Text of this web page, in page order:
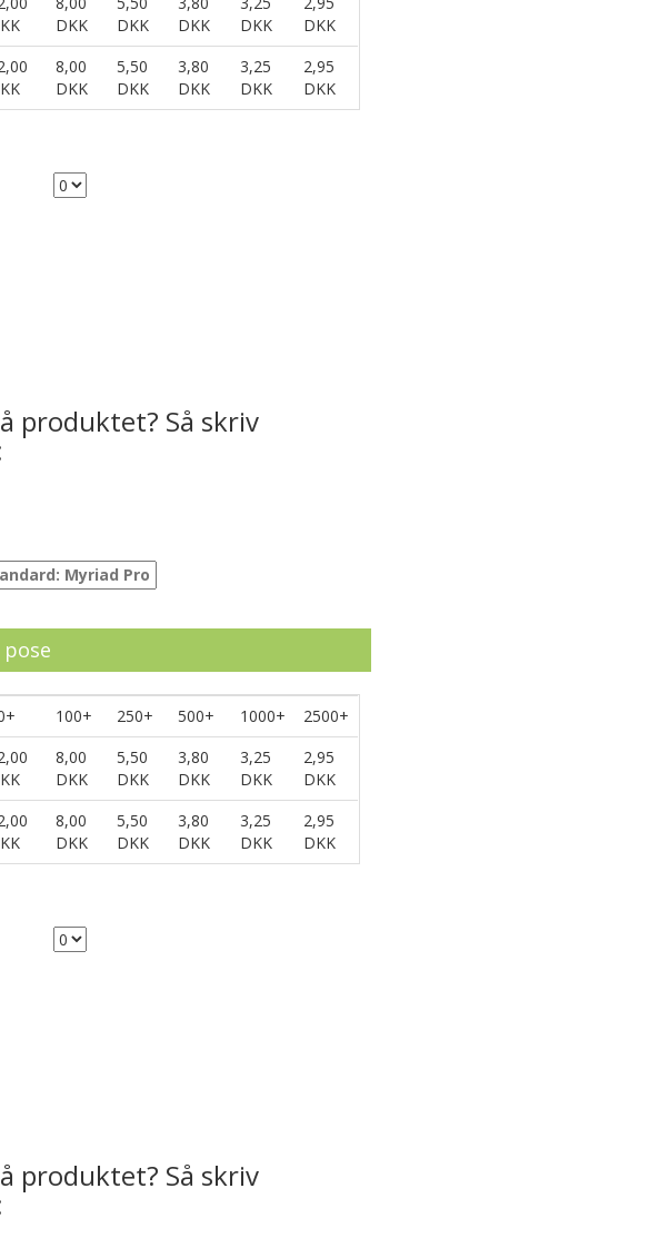
DKK
DKK
DKK
DKK
DKK
8,00
DKK
5,50
DKK
3,80
DKK
3,25
DKK
2,95
DKK
produktet? Så skriv
100+ 250+ 500+ 1000+
2500+
8,00
DKK
5,50
DKK
3,80
DKK
3,25
DKK
2,95
DKK
8,00
DKK
5,50
DKK
3,80
DKK
3,25
DKK
2,95
DKK
produktet? Så skriv